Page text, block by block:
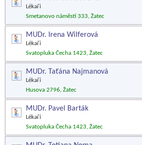
Lékaři
Smetanovo náměstí 333, Žatec
MUDr. Irena Wilferová
Lékaři
Svatopluka Čecha 1423, Žatec
MUDr. Taťána Najmanová
Lékaři
Husova 2796, Žatec
MUDr. Pavel Barták
Lékaři
Svatopluka Čecha 1423, Žatec